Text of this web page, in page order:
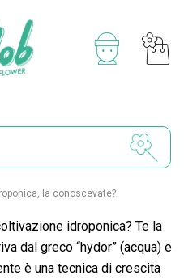
la conoscevate?
idroponica? Te la
dal greco “hydor” (acqua) e
è una tecnica di crescita